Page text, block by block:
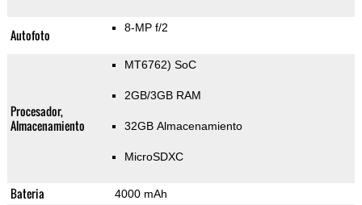
Autofoto 8-MP f/2
Procesador,
Almacenamiento
MT6762) SoC
2GB/3GB RAM
32GB Almacenamiento
MicroSDXC
Bateria 4000 mAh